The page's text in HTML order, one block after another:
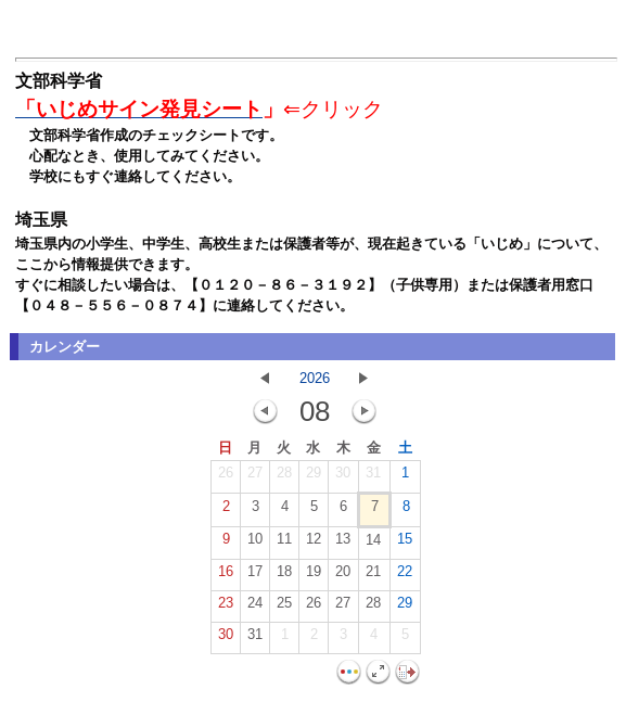
文部科学省
「いじめサイン発見シート 」 ⇐クリック
文部科学省作成のチェックシートです。
心配なとき、使用してみてください。
学校にもすぐ連絡してください。
埼玉県
埼玉県内の小学生、中学生、高校生または保護者等が、現在起きている「いじめ」について、
ここから情報提供できます。
すぐに相談したい場合は、【０１２０－８６－３１９２】（子供専用）または保護者用窓口
【０４８－５５６－０８７４】に連絡してください。
カレンダー
2026
08
日 月 火 水 木 金
土
26
27 28 29 30 31 1
2 3 4 5 6 7
8
9
10 11 12 13 14
15
16
17 18 19 20 21
22
23
24 25 26 27 28
29
30
31 1 2 3 4 5